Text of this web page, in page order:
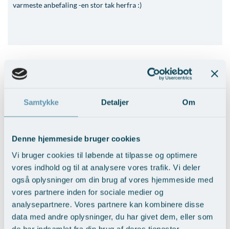
Samtykke Detaljer Om
Denne hjemmeside bruger cookies
Vi bruger cookies til løbende at tilpasse og optimere
vores indhold og til at analysere vores trafik. Vi deler
også oplysninger om din brug af vores hjemmeside med
vores partnere inden for sociale medier og
analysepartnere. Vores partnere kan kombinere disse
data med andre oplysninger, du har givet dem, eller som
varmeste anbefaling -en stor tak herfra :)
/ Sabina
blevet så fint. Jeg er MEGET glad og taknemlig over, at jeg fik
denne oplevelse af et hospital der bare virker som det skal.
Super søde medarbejdere, jeg følte mig 100% tryg hele vejen
igennem.
Fjernelse af polypper samt operation for skæv
næseskillevæg